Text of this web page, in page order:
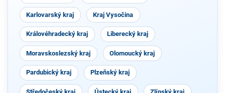
Karlovarský kraj Kraj Vysočina
Královéhradecký kraj Liberecký kraj
Moravskoslezský kraj Olomoucký kraj
Pardubický kraj Plzeňský kraj